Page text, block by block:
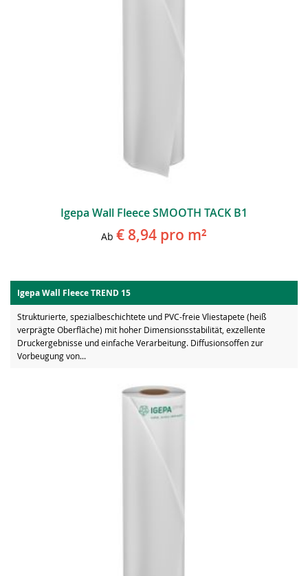
Igepa Wall Fleece SMOOTH TACK B1
Ab € 8,94 pro m²
Igepa Wall Fleece TREND 15
Strukturierte, spezialbeschichtete und PVC-freie Vliestapete (heiß
verprägte Oberfläche) mit hoher Dimensionsstabilität, exzellente
Druckergebnisse und einfache Verarbeitung. Diffusionsoffen zur
Vorbeugung von...